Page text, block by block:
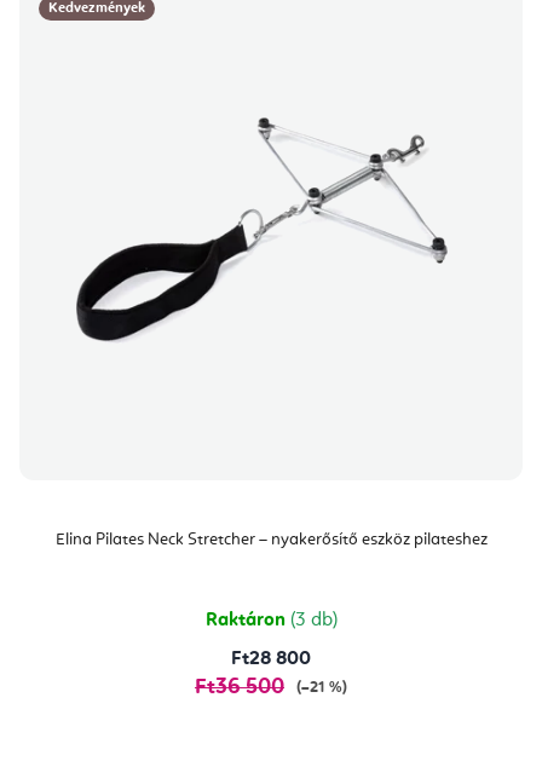
Kedvezmények
Elina Pilates Neck Stretcher – nyakerősítő eszköz pilateshez
Raktáron (3 db)
Ft28 800
Ft36 500 (–21 %)